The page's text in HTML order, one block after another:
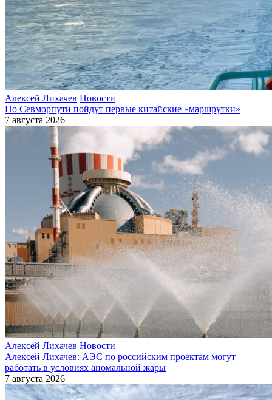
Алексей Лихачев Новости
По Севморпути пойдут первые китайские «маршрутки»
7 августа 2026
Алексей Лихачев Новости
Алексей Лихачев: АЭС по российским проектам могут
работать в условиях аномальной жары
7 августа 2026